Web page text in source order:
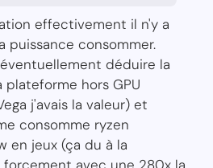
effectivement il n'y a
puissance consommer.
déduire la
hors GPU
j'avais la valeur) et
consomme ryzen
en jeux (ça du à la